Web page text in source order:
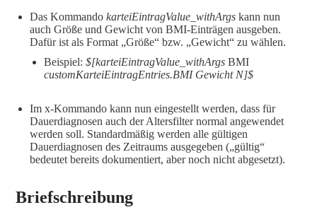
Das Kommando karteiEintragValue_withArgs kann nun
auch Größe und Gewicht von BMI-Einträgen ausgeben.
Dafür ist als Format „Größe“ bzw. „Gewicht“ zu wählen.
Beispiel: $[karteiEintragValue_withArgs BMI
customKarteiEintragEntries.BMI Gewicht N]$
Im x-Kommando kann nun eingestellt werden, dass für
Dauerdiagnosen auch der Altersfilter normal angewendet
werden soll. Standardmäßig werden alle gültigen
Dauerdiagnosen des Zeitraums ausgegeben („gültig“
bedeutet bereits dokumentiert, aber noch nicht abgesetzt).
Briefschreibung